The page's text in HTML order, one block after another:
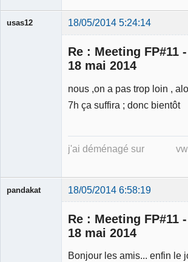
usas12 18/05/2014 5:24:14
Re : Meeting FP#11
18 mai 2014
nous ,on a pas trop loin ,
7h ça suffira ; donc bientôt
j'ai déménagé sur
pandakat 18/05/2014 6:58:19
Re : Meeting FP#11
18 mai 2014
Bonjour les amis... enfin le